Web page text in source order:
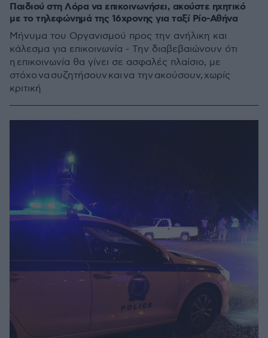
Παιδιού στη Λόρα να επικοινωνήσει, ακούστε ηχητικό
με το τηλεφώνημά της 16χρονης για ταξί Ρίο-Αθήνα
Μήνυμα του Οργανισμού προς την ανήλικη και
κάλεσμα για επικοινωνία - Την διαβεβαιώνουν ότι
η επικοινωνία θα γίνει σε ασφαλές πλαίσιο, με
στόχο να συζητήσουν και να την ακούσουν, χωρίς
κριτική